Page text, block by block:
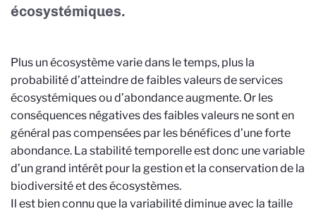
écosystémiques.
Plus un écosystème varie dans le temps, plus la
probabilité d’atteindre de faibles valeurs de services
écosystémiques ou d’abondance augmente. Or les
conséquences négatives des faibles valeurs ne sont en
général pas compensées par les bénéfices d’une forte
abondance. La stabilité temporelle est donc une variable
d’un grand intérêt pour la gestion et la conservation de la
biodiversité et des écosystèmes.
Il est bien connu que la variabilité diminue avec la taille